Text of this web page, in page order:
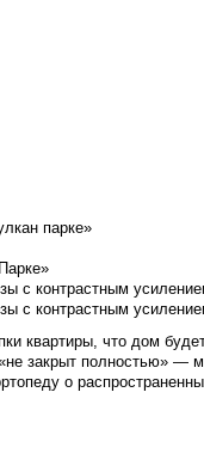
парке»
контрастным
контрастным
квартиры, что дом
закрыт полностью» —
о